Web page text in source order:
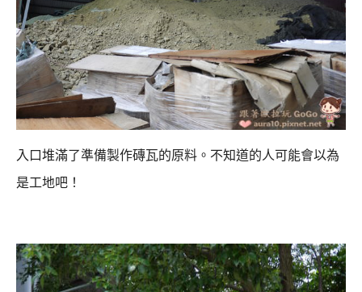
入口堆滿了準備製作磚瓦的原料。不知道的人可能會以為
是工地吧！